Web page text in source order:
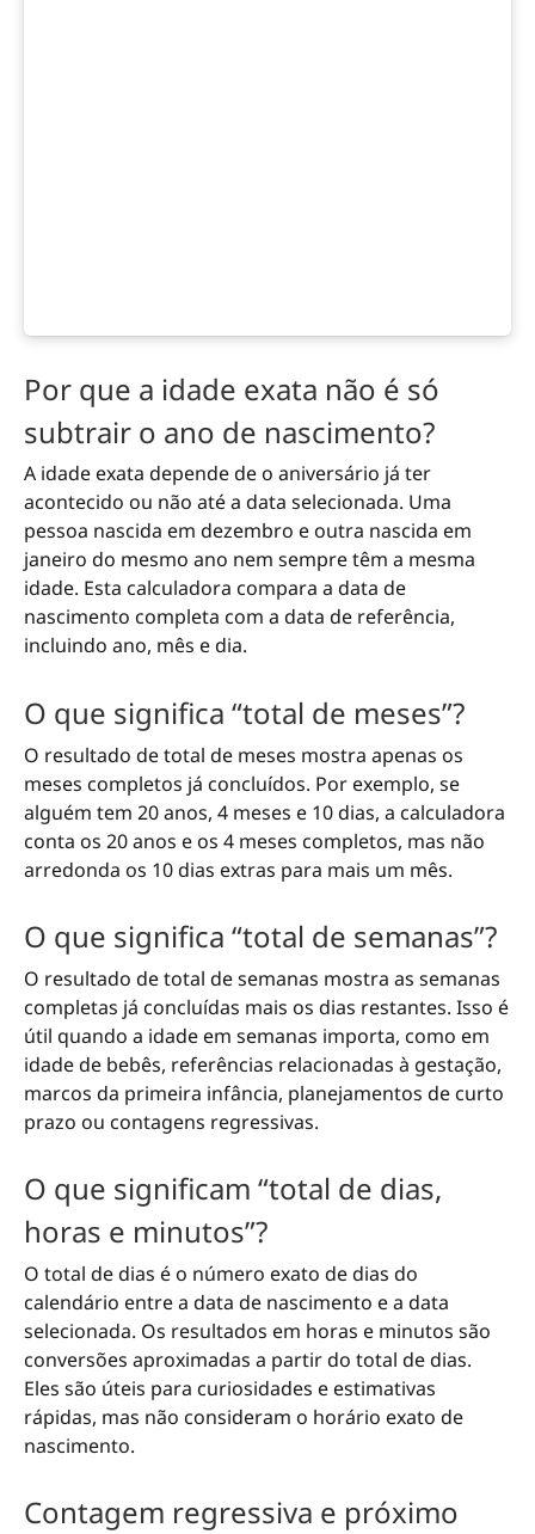
Por que a idade exata não é só
subtrair o ano de nascimento?
A idade exata depende de o aniversário já ter
acontecido ou não até a data selecionada. Uma
pessoa nascida em dezembro e outra nascida em
janeiro do mesmo ano nem sempre têm a mesma
idade. Esta calculadora compara a data de
nascimento completa com a data de referência,
incluindo ano, mês e dia.
O que significa “total de meses”?
O resultado de total de meses mostra apenas os
meses completos já concluídos. Por exemplo, se
alguém tem 20 anos, 4 meses e 10 dias, a calculadora
conta os 20 anos e os 4 meses completos, mas não
arredonda os 10 dias extras para mais um mês.
O que significa “total de semanas”?
O resultado de total de semanas mostra as semanas
completas já concluídas mais os dias restantes. Isso é
útil quando a idade em semanas importa, como em
idade de bebês, referências relacionadas à gestação,
marcos da primeira infância, planejamentos de curto
prazo ou contagens regressivas.
O que significam “total de dias,
horas e minutos”?
O total de dias é o número exato de dias do
calendário entre a data de nascimento e a data
selecionada. Os resultados em horas e minutos são
conversões aproximadas a partir do total de dias.
Eles são úteis para curiosidades e estimativas
rápidas, mas não consideram o horário exato de
nascimento.
Contagem regressiva e próximo